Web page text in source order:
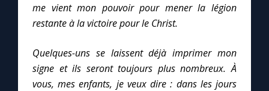
me vient mon pouvoir pour mener la légion
restante à la victoire pour le Christ.
Quelques-uns se laissent déjà imprimer mon
signe et ils seront toujours plus nombreux. À
vous, mes enfants, je veux dire : dans les jours